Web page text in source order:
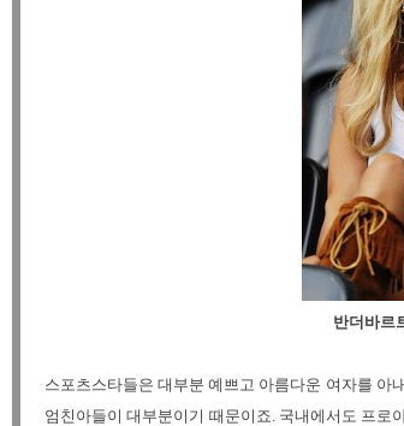
반더바르
스포츠스타들은 대부분 예쁘고 아름다운 여자를 아
엄친아들이 대부분이기 때문이죠. 국내에서도 프로